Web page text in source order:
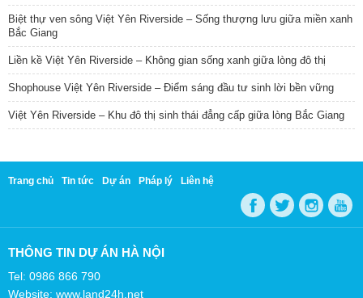
Biệt thự ven sông Việt Yên Riverside – Sống thượng lưu giữa miền xanh
Bắc Giang
Liền kề Việt Yên Riverside – Không gian sống xanh giữa lòng đô thị
Shophouse Việt Yên Riverside – Điểm sáng đầu tư sinh lời bền vững
Việt Yên Riverside – Khu đô thị sinh thái đẳng cấp giữa lòng Bắc Giang
Trang chủ Tin tức Dự án Pháp lý Liên hệ
THÔNG TIN DỰ ÁN HÀ NỘI
Tel: 0986 866 790
Website: www.land24h.net